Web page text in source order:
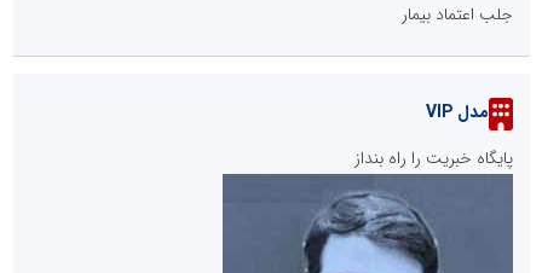
جلب اعتماد بیمار
مدل VIP
پایگاه خبریت را راه بنداز